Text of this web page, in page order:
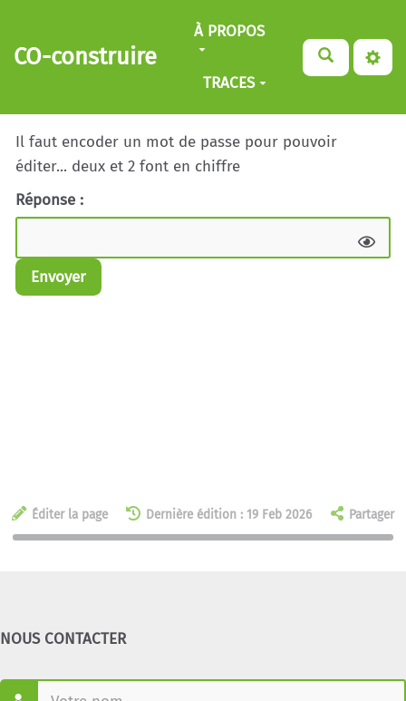
Aller au contenu principal
CO-construire
À PROPOS
TRACES
Il faut encoder un mot de passe pour pouvoir
éditer... deux et 2 font en chiffre
Réponse :
Envoyer
Éditer la page Dernière édition : 19 Feb 2026 Partager
NOUS CONTACTER